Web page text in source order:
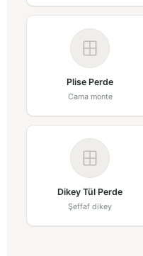
Plise Perde
Cama monte
Dikey Tül Perde
Şeffaf dikey